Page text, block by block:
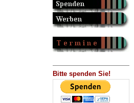
Bitte spenden Sie!